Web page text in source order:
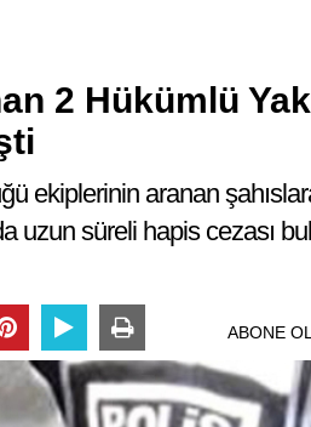
2 Hükümlü
ekiplerinin aranan
uzun süreli hapis cezası
ABONE OL